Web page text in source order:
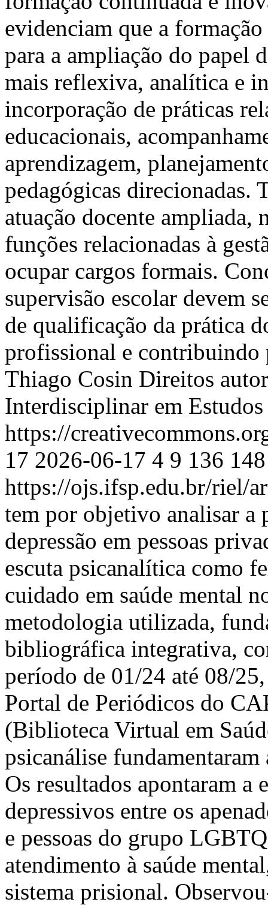
evidenciam que a
para a ampliação do papel
mais reflexiva, analítica e
incorporação de práticas
educacionais,
aprendizagem,
pedagógicas direcionadas.
atuação docente ampliada,
funções relacionadas à
ocupar cargos formais.
supervisão escolar devem
de qualificação da prática
profissional e contribuindo
Thiago Cosin Direitos
Interdisciplinar em
https://
17 2026-06-17 4 9 136 148
https://ojs.ifsp.edu.br/riel/
tem por objetivo analisar a
depressão em pessoas
escuta psicanalítica como
cuidado em saúde mental
metodologia utilizada,
bibliográfica integrativa,
período de 01/24 até 08/
Portal de Periódicos do
(Biblioteca Virtual em
psicanálise
Os resultados apontaram a
depressivos entre os
e pessoas do grupo
atendimento à saúde
sistema prisional.